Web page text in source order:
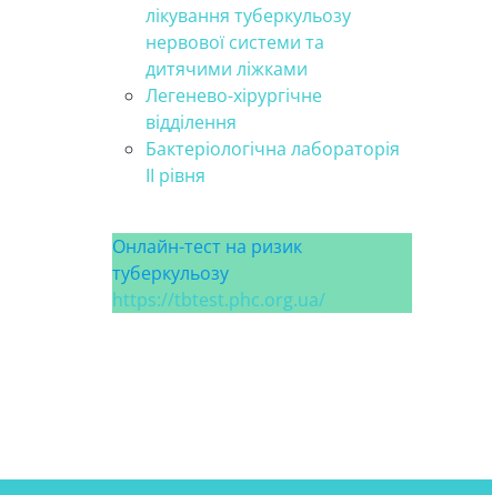
лікування туберкульозу
нервової системи та
дитячими ліжками
Легенево-хірургічне
відділення
Бактеріологічна лабораторія
ІІ рівня
Онлайн-тест на ризик
туберкульозу
https://tbtest.phc.org.ua/